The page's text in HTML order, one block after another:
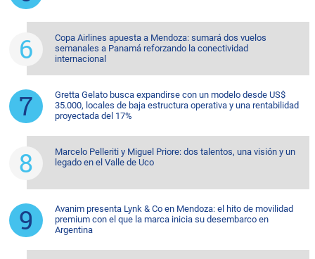
Copa Airlines apuesta a Mendoza: sumará dos vuelos
semanales a Panamá reforzando la conectividad
internacional
Gretta Gelato busca expandirse con un modelo desde US$
35.000, locales de baja estructura operativa y una rentabilidad
proyectada del 17%
Marcelo Pelleriti y Miguel Priore: dos talentos, una visión y un
legado en el Valle de Uco
Avanim presenta Lynk & Co en Mendoza: el hito de movilidad
premium con el que la marca inicia su desembarco en
Argentina